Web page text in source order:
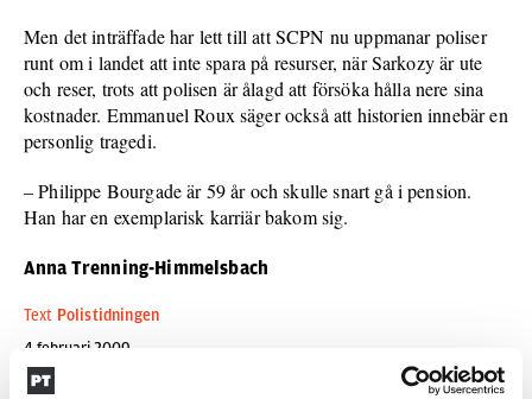
Men det inträffade har lett till att SCPN nu uppmanar poliser
runt om i landet att inte spara på resurser, när Sarkozy är ute
och reser, trots att polisen är ålagd att försöka hålla nere sina
kostnader. Emmanuel Roux säger också att historien innebär en
personlig tragedi.
– Philippe Bourgade är 59 år och skulle snart gå i pension.
Han har en exemplarisk karriär bakom sig.
Anna Trenning-Himmelsbach
Text Polistidningen
4 februari 2009